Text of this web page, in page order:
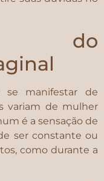
do
se manifestar de
variam de mulher
é a sensação de
ser constante ou
como durante a